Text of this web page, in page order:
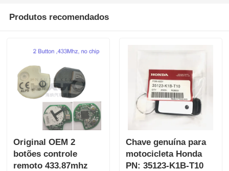
Produtos recomendados
Original OEM 2
botões controle
remoto 433.87mhz
Chave genuína para
motocicleta Honda
PN: 35123-K1B-T10